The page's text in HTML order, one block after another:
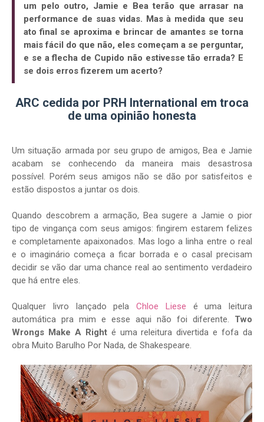
um pelo outro, Jamie e Bea terão que arrasar na
performance de suas vidas. Mas à medida que seu
ato final se aproxima e brincar de amantes se torna
mais fácil do que não, eles começam a se perguntar,
e se a flecha de Cupido não estivesse tão errada? E
se dois erros fizerem um acerto?
ARC cedida por PRH International em troca
de uma opinião honesta
Um situação armada por seu grupo de amigos, Bea e Jamie
acabam se conhecendo da maneira mais desastrosa
possível. Porém seus amigos não se dão por satisfeitos e
estão dispostos a juntar os dois.
Quando descobrem a armação, Bea sugere a Jamie o pior
tipo de vingança com seus amigos: fingirem estarem felizes
e completamente apaixonados. Mas logo a linha entre o real
e o imaginário começa a ficar borrada e o casal precisam
decidir se vão dar uma chance real ao sentimento verdadeiro
que há entre eles.
Qualquer livro lançado pela Chloe Liese é uma leitura
automática pra mim e esse aqui não foi diferente. Two
Wrongs Make A Righté uma releitura divertida e fofa da
obra Muito Barulho Por Nada, de Shakespeare.